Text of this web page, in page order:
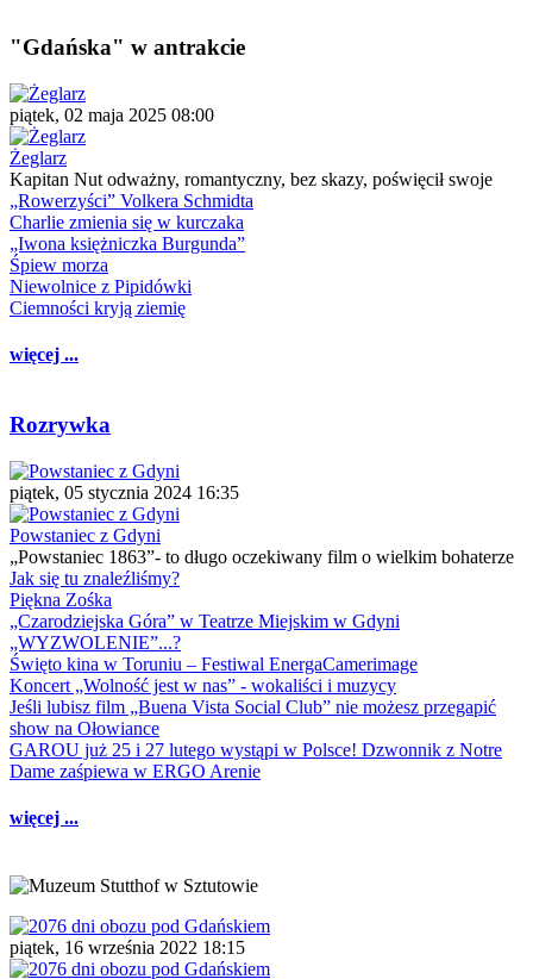
"Gdańska" w antrakcie
piątek, 02 maja 2025 08:00
Żeglarz
Kapitan Nut odważny, romantyczny, bez skazy, poświęcił swoje
„Rowerzyści” Volkera Schmidta
Charlie zmienia się w kurczaka
„Iwona księżniczka Burgunda”
Śpiew morza
Niewolnice z Pipidówki
Ciemności kryją ziemię
więcej ...
Rozrywka
piątek, 05 stycznia 2024 16:35
Powstaniec z Gdyni
„Powstaniec 1863”- to długo oczekiwany film o wielkim bohaterze
Jak się tu znaleźliśmy?
Piękna Zośka
„Czarodziejska Góra” w Teatrze Miejskim w Gdyni
„WYZWOLENIE”...?
Święto kina w Toruniu – Festiwal EnergaCamerimage
Koncert „Wolność jest w nas” - wokaliści i muzycy
Jeśli lubisz film „Buena Vista Social Club” nie możesz przegapić
show na Ołowiance
GAROU już 25 i 27 lutego wystąpi w Polsce! Dzwonnik z Notre
Dame zaśpiewa w ERGO Arenie
więcej ...
piątek, 16 września 2022 18:15